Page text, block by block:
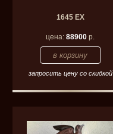
1645 EX
цена:88900 р.
запросить цену со скидкой